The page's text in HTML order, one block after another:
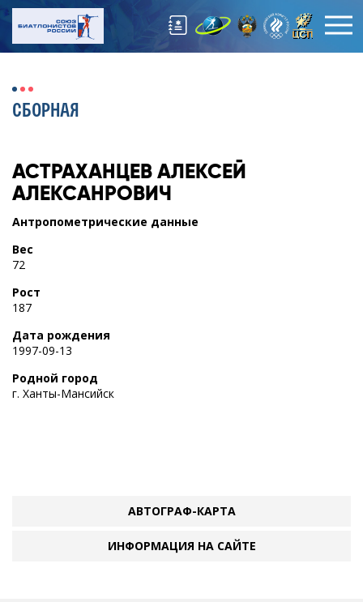
СБОРНАЯ
АСТРАХАНЦЕВ АЛЕКСЕЙ
АЛЕКСАНРОВИЧ
Антропометрические данные
Вес
72
Рост
187
Дата рождения
1997-09-13
Родной город
г. Ханты-Мансийск
АВТОГРАФ-КАРТА
ИНФОРМАЦИЯ НА САЙТЕ